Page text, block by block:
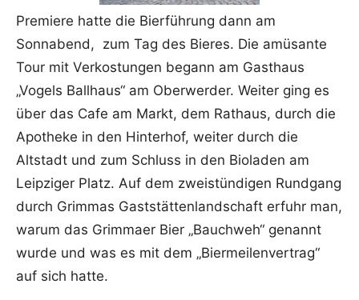
Premiere hatte die Bierführung dann am
Sonnabend, zum Tag des Bieres. Die amüsante
Tour mit Verkostungen begann am Gasthaus
„Vogels Ballhaus“ am Oberwerder. Weiter ging es
über das Cafe am Markt, dem Rathaus, durch die
Apotheke in den Hinterhof, weiter durch die
Altstadt und zum Schluss in den Bioladen am
Leipziger Platz. Auf dem zweistündigen Rundgang
durch Grimmas Gaststättenlandschaft erfuhr man,
warum das Grimmaer Bier „Bauchweh“ genannt
wurde und was es mit dem „Biermeilenvertrag“
auf sich hatte.